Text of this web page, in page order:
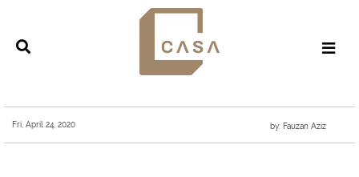
Fri, April 24, 2020 by: Fauzan Aziz